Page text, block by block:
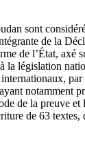
sont
de la
de l’État, axé
la législation
par
notamment
de la preuve et
de 63 textes,